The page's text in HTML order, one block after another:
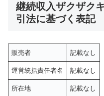
継続収入ザクザク
引法に基づく表記
販売者 記載なし
運営統括責任者名 記載なし
所在地 記載なし